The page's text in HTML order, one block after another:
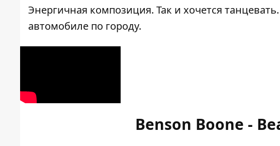
Энергичная композиция. Так и хочется
автомобиле по городу.
Benson Boone -